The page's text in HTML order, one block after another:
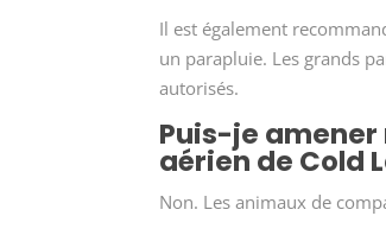
Il est également
un parapluie. Les grands
autorisés.
Puis-je
aérien de Cold
Non. Les animaux de